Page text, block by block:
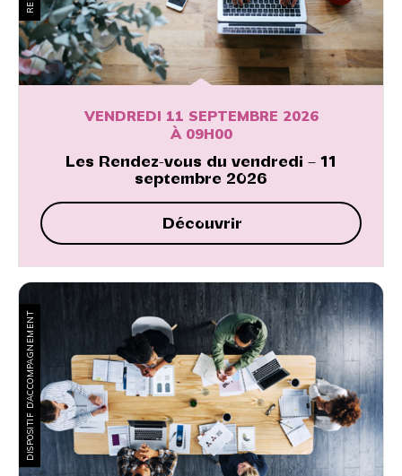
VENDREDI 11 SEPTEMBRE 2026
À 09H00
Les Rendez-vous du vendredi – 11
septembre 2026
Découvrir
DISPOSITIF D’ACCOMPAGNEMENT